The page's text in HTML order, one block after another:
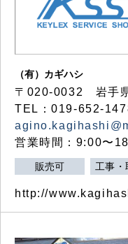
（有）カギハシ
〒020-0032 岩手
TEL：019-652-
営業時間：9:00〜
販売可 工事・
http://